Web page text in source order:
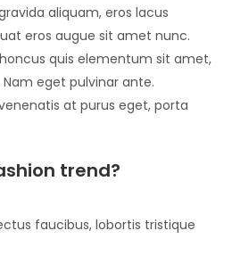
aliquam, eros lacus
eros augue sit amet nunc.
quis elementum sit amet,
eget pulvinar ante.
at purus eget, porta
trend?
faucibus, lobortis tristique